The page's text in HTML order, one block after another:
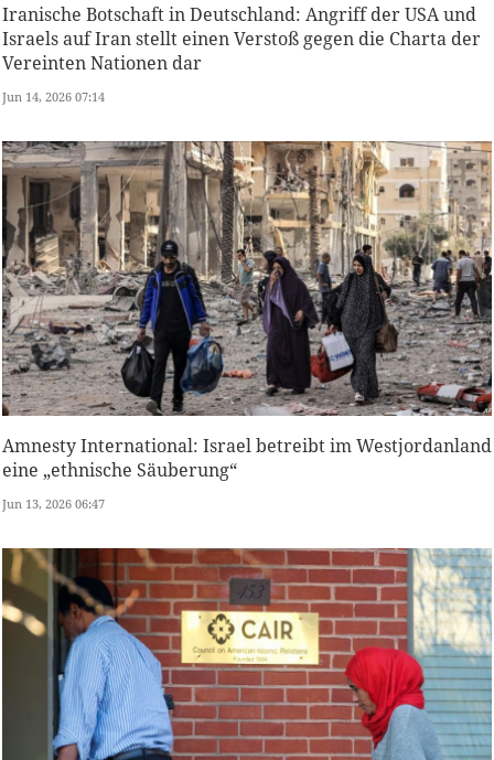
Iranische Botschaft in Deutschland: Angriff der USA und
Israels auf Iran stellt einen Verstoß gegen die Charta der
Vereinten Nationen dar
Jun 14, 2026 07:14
Amnesty International: Israel betreibt im Westjordanland
eine „ethnische Säuberung“
Jun 13, 2026 06:47